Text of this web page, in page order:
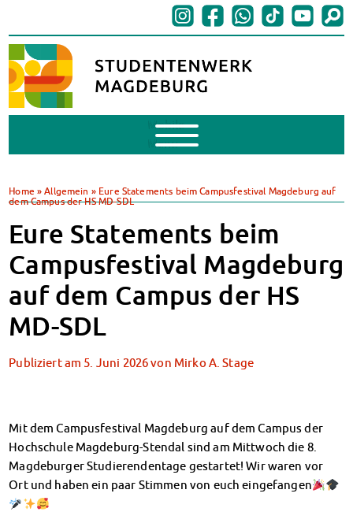
Mobile
Menu
BAföG beantragen
BAföG-FAQs
Dokumente
BAföG-Sprechstunden
Kredite & Stipendien
AnsprechpartnerInnen
Mensen & Cafeterien
Heute in unseren Mensen
Klimabewusst essen
MensaFeedback
AnsprechpartnerInnen
Wohnen
Wohnheime im Überblick
Wohnheime in Magdeburg
Home »Allgemein » Eure Statements beim Campusfestival Magdeburg auf
dem Campus der HS MD-SDL
Eure Statements beim
Campusfestival Magdeburg
auf dem Campus der HS
MD-SDL
Publiziert am 5. Juni 2026von Mirko A. Stage
Mit dem Campusfestival Magdeburg auf dem Campus der
Hochschule Magdeburg-Stendal sind am Mittwoch die 8.
Magdeburger Studierendentage gestartet! Wir waren vor
Ort und haben ein paar Stimmen von euch eingefangen